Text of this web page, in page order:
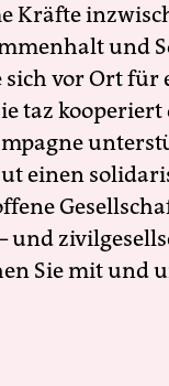
Kräfte
und
vor Ort für
taz
einen
und
Sie mit und